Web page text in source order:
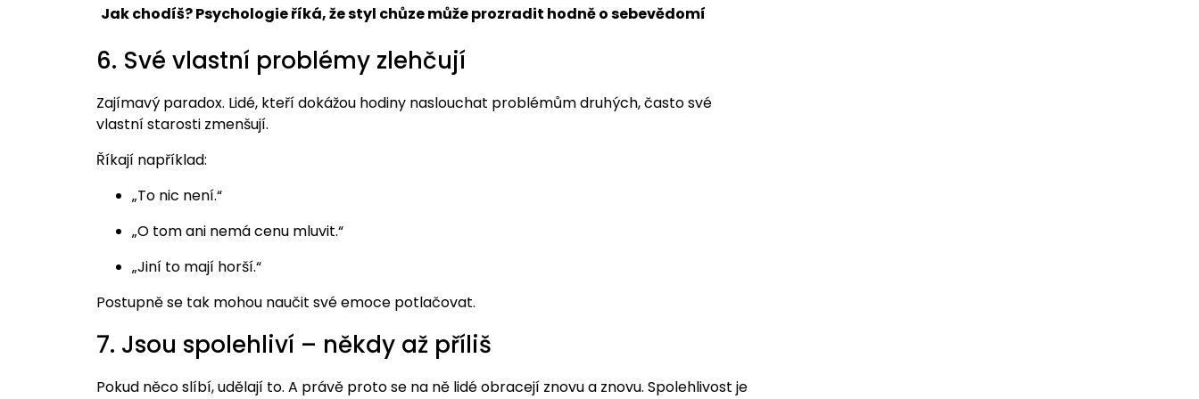
Jak chodíš? Psychologie říká, že styl chůze může prozradit hodně o sebevědomí
6. Své vlastní problémy zlehčují
Zajímavý paradox. Lidé, kteří dokážou hodiny naslouchat problémům druhých, často své
vlastní starosti zmenšují.
Říkají například:
„To nic není.“
„O tom ani nemá cenu mluvit.“
„Jiní to mají horší.“
Postupně se tak mohou naučit své emoce potlačovat.
7. Jsou spolehliví – někdy až příliš
Pokud něco slíbí, udělají to. A právě proto se na ně lidé obracejí znovu a znovu. Spolehlivost je